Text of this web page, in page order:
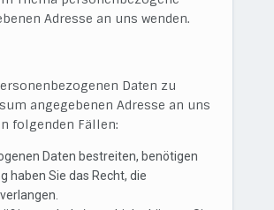
Adresse an uns wenden.
Daten zu
angegebenen Adresse an uns
folgenden Fällen:
Daten bestreiten, benötigen
haben Sie das Recht, die